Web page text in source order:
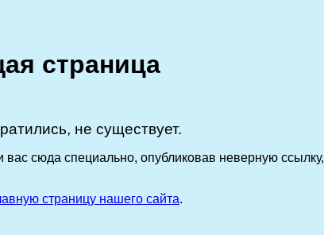
страница
не существует.
вас сюда специально, опубликовав неверную ссылку,
страницу нашего сайта.